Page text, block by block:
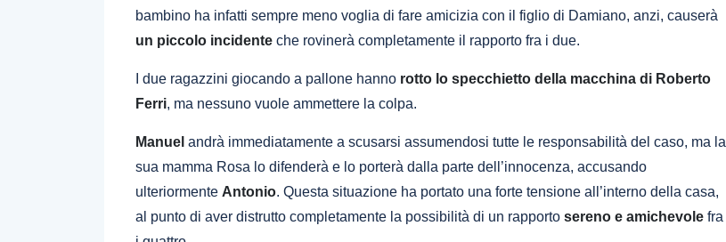
bambino ha infatti sempre meno voglia di fare amicizia con il figlio di Damiano, anzi, causerà
un piccolo incidente che rovinerà completamente il rapporto fra i due.
I due ragazzini giocando a pallone hanno rotto lo specchietto della macchina di Roberto
Ferri, ma nessuno vuole ammettere la colpa.
Manuel andrà immediatamente a scusarsi assumendosi tutte le responsabilità del caso, ma la
sua mamma Rosa lo difenderà e lo porterà dalla parte dell’innocenza, accusando
ulteriormente Antonio. Questa situazione ha portato una forte tensione all’interno della casa,
al punto di aver distrutto completamente la possibilità di un rapporto sereno e amichevole fra